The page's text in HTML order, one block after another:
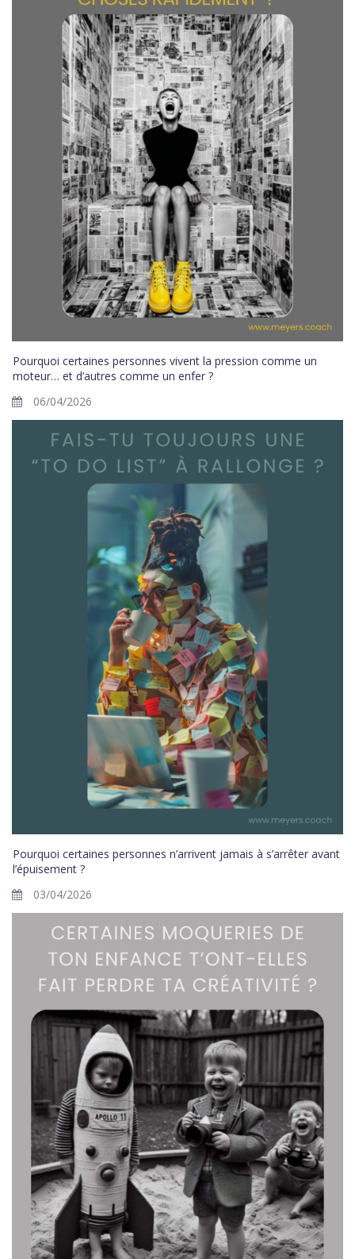
Pourquoi certaines personnes vivent la pression comme un
moteur… et d’autres comme un enfer ?
06/04/2026
Pourquoi certaines personnes n’arrivent jamais à s’arrêter avant
l’épuisement ?
03/04/2026